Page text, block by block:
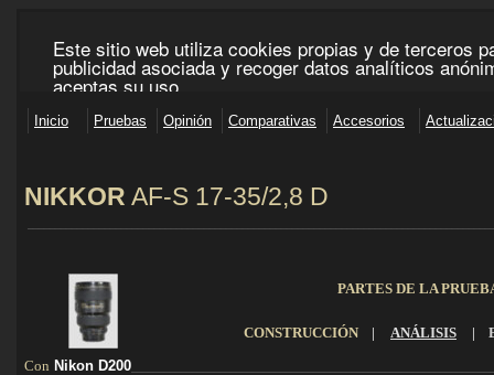
NIKKOR AF-S 17-35/2,8 D
PARTES DE LA
CONSTRUCCIÓN | ANÁLISIS |
Con Nikon D200